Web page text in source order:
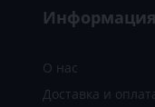
Информация
О нас
Доставка и